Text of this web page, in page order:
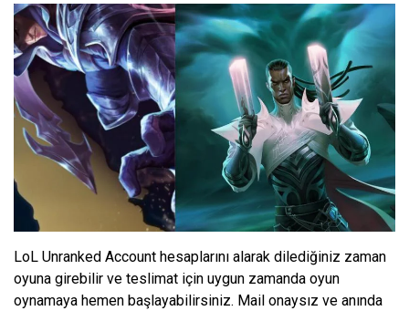
LoL Unranked Account hesaplarını alarak dilediğiniz zaman
oyuna girebilir ve teslimat için uygun zamanda oyun
oynamaya hemen başlayabilirsiniz. Mail onaysız ve anında